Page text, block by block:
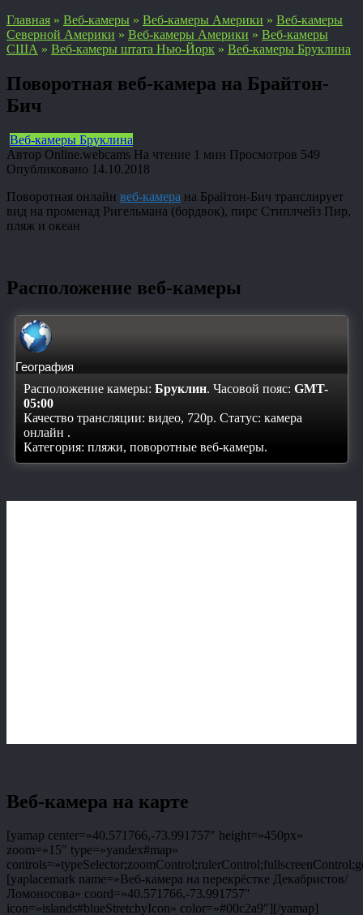
Главная » Веб-камеры » Веб-камеры Америки » Веб-камеры
Северной Америки » Веб-камеры Америки » Веб-камеры
США » Веб-камеры штата Нью-Йорк » Веб-камеры Бруклина
Поворотная веб-камера на Брайтон-
Бич
Веб-камеры Бруклина
Автор Online.webcams На чтение 1 мин Просмотров 549
Опубликовано 14.10.2018
Поворотная онлайн веб-камера на Брайтон-Бич транслирует
вид на променад Ригельмана (бордвок), пирс Стиплчейз Пир,
пляж и океан
Расположение веб-камеры
География
Расположение камеры: Бруклин. Часовой пояс: GMT-
05:00
Качество трансляции: видео, 720p. Статус: камера
онлайн .
Категория: пляжи, поворотные веб-камеры.
Веб-камера на карте
[yamap center=»40.571766,-73.991757″ height=»450px»
zoom=»15″ type=»yandex#map»
[yaplacemark name=»Веб-камера на перекрёстке Декабристов/
Ломоносова» coord=»40.571766,-73.991757″
icon=»islands#blueStretchyIcon» color=»#00c2a9″][/yamap]